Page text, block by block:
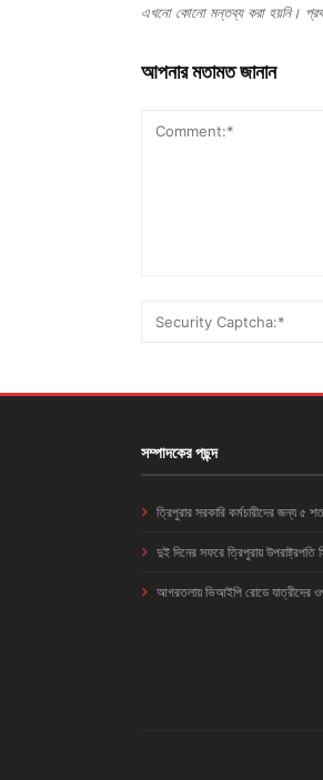
এখনো কোনো মন্তব্য করা হয়নি।
আপনার মতামত জানান
সম্পাদকের পছন্দ
ত্রিপুরার সরকারি কর্মচারীদের জন্য ৫
দুই দিনের সফরে ত্রিপুরায় উপরাষ্ট্রপতি
আগরতলায় ভিআইপি রোডে যাত্রীদের